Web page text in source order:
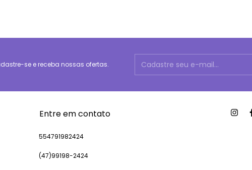
se e receba nossas ofertas.
Entre em contato
554791982424
(47)99198-2424